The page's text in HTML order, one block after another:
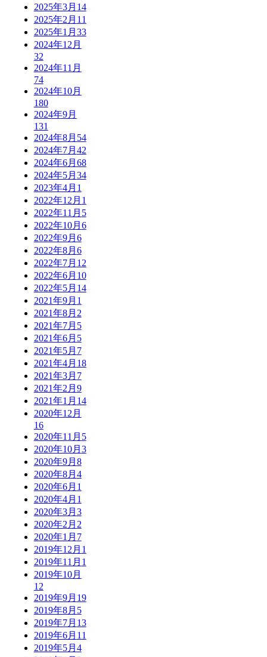
2025年3月 14
2025年2月 11
2025年1月 33
2024年12月
32
2024年11月
74
2024年10月
180
2024年9月
131
2024年8月 54
2024年7月 42
2024年6月 68
2024年5月 34
2023年4月 1
2022年12月 1
2022年11月 5
2022年10月 6
2022年9月 6
2022年8月 6
2022年7月 12
2022年6月 10
2022年5月 14
2021年9月 1
2021年8月 2
2021年7月 5
2021年6月 5
2021年5月 7
2021年4月 18
2021年3月 7
2021年2月 9
2021年1月 14
2020年12月
16
2020年11月 5
2020年10月 3
2020年9月 8
2020年8月 4
2020年6月 1
2020年4月 1
2020年3月 3
2020年2月 2
2020年1月 7
2019年12月 1
2019年11月 1
2019年10月
12
2019年9月 19
2019年8月 5
2019年7月 13
2019年6月 11
2019年5月 4